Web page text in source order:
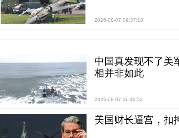
2026-08-07 09:37:10
中国真发现不了美
相并非如此
2026-08-07 11:46:52
美国财长逼宫，扣